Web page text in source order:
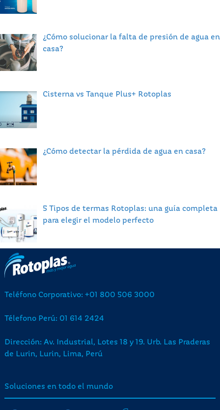
¿Cómo solucionar la falta de presión de agua en
casa?
Cisterna vs Tanque Plus+ Rotoplas
¿Cómo detectar la pérdida de agua en casa?
5 Tipos de termas Rotoplas: una guía completa
para elegir el modelo perfecto
Teléfono Corporativo: +01 800 506 3000
Télefono Perú: 01 614 2424
Dirección: Av. Industrial, Lotes 18 y 19. Urb. Las Praderas
de Lurin, Lurin, Lima, Perú
Soluciones en todo el mundo